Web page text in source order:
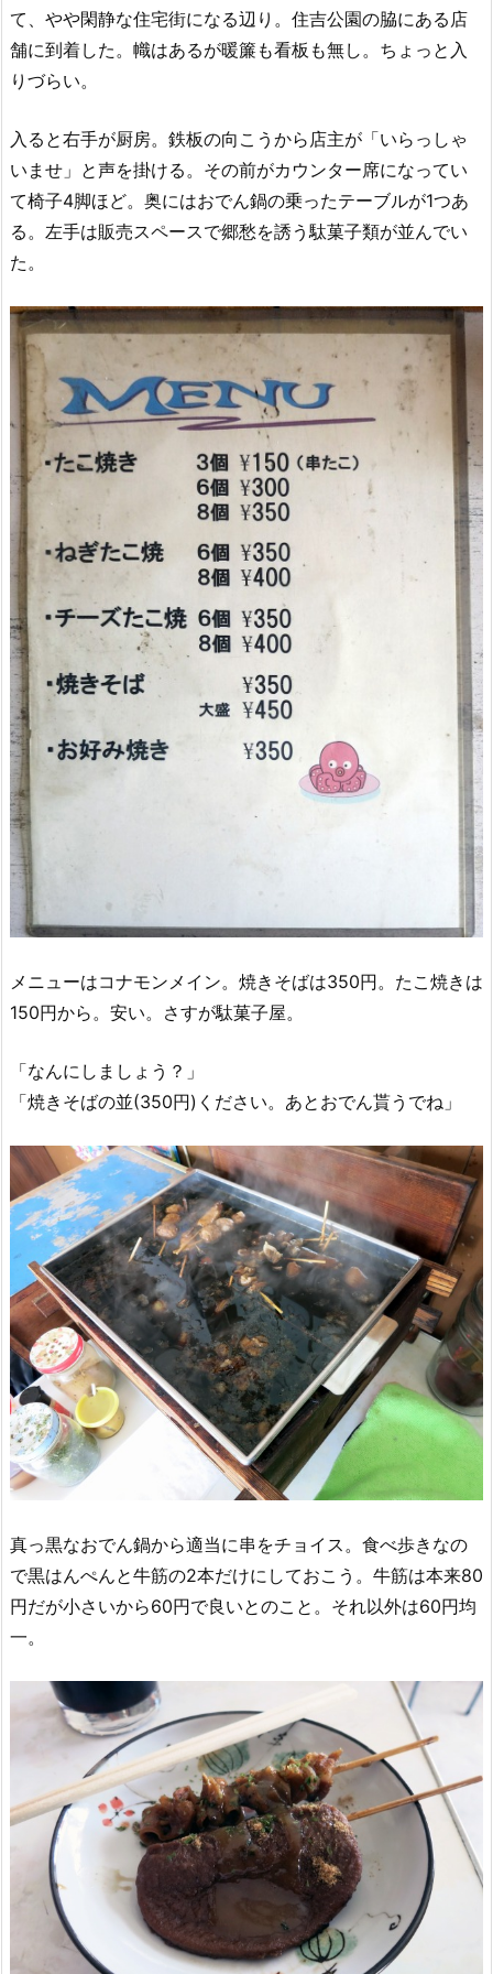
て、やや閑静な住宅街になる辺り。住吉公園の脇にある店
舗に到着した。幟はあるが暖簾も看板も無し。ちょっと入
りづらい。
入ると右手が厨房。鉄板の向こうから店主が「いらっしゃ
いませ」と声を掛ける。その前がカウンター席になってい
て椅子4脚ほど。奥にはおでん鍋の乗ったテーブルが1つあ
る。左手は販売スペースで郷愁を誘う駄菓子類が並んでい
た。
メニューはコナモンメイン。焼きそばは350円。たこ焼きは
150円から。安い。さすが駄菓子屋。
「なんにしましょう？」
「焼きそばの並(350円)ください。あとおでん貰うでね」
真っ黒なおでん鍋から適当に串をチョイス。食べ歩きなの
で黒はんぺんと牛筋の2本だけにしておこう。牛筋は本来80
円だが小さいから60円で良いとのこと。それ以外は60円均
一。